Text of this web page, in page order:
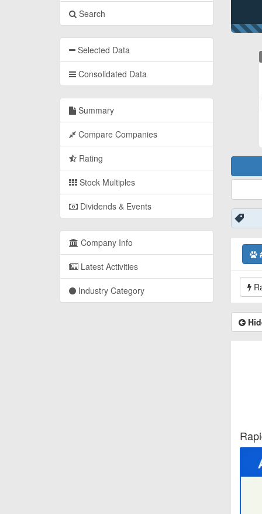
Search
Selected Data
Consolidated Data
Summary
Compare Companies
Rating
Stock Multiples
Dividends & Events
Company Info
Latest Activities
Industry Category